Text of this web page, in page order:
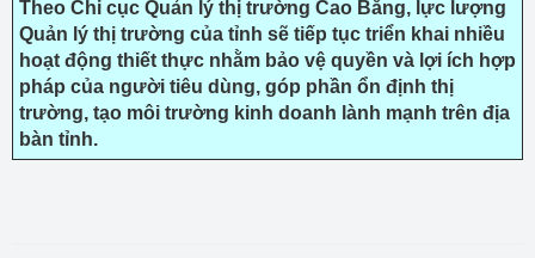
Theo Chi cục Quản lý thị trường Cao Bằng, lực lượng
Quản lý thị trường của tỉnh sẽ tiếp tục triển khai nhiều
hoạt động thiết thực nhằm bảo vệ quyền và lợi ích hợp
pháp của người tiêu dùng, góp phần ổn định thị
trường, tạo môi trường kinh doanh lành mạnh trên địa
bàn tỉnh.